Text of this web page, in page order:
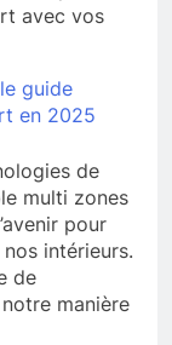
avec vos
guide
en 2025
de
multi zones
pour
intérieurs.
de
manière